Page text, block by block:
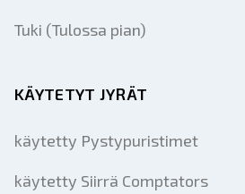
Tuki (Tulossa pian)
KÄYTETYT JYRÄT
käytetty Pystypuristimet
käytetty Siirrä Comptators